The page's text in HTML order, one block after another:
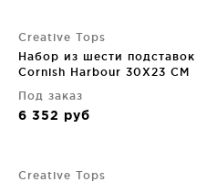
Creative Tops
Набор из шести подставок
Cornish Harbour 30X23 CM
Под заказ
6 352 руб
Creative Tops